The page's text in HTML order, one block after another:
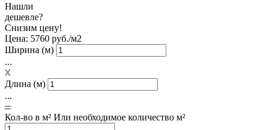
Нашли
дешевле?
Снизим цену!
Цена: 5760 руб./м2
Ширина (м)
...
Длина (м)
...
Кол-во в м² Или необходимое количество м²